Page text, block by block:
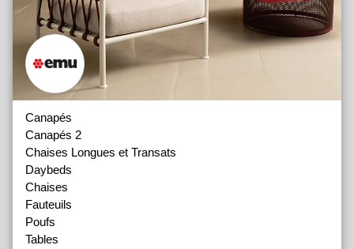
Canapés
Canapés 2
Chaises Longues et Transats
Daybeds
Chaises
Fauteuils
Poufs
Tables